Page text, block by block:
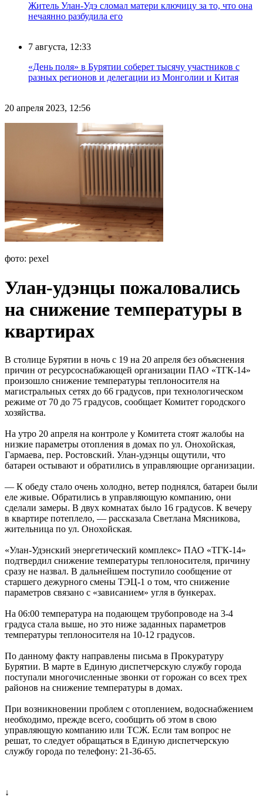
Житель Улан-Удэ сломал матери ключицу за то, что она
нечаянно разбудила его
7 августа, 12:33
«День поля» в Бурятии соберет тысячу участников с
разных регионов и делегации из Монголии и Китая
20 апреля 2023, 12:56
фото: pexel
Улан-удэнцы пожаловались
на снижение температуры в
квартирах
В столице Бурятии в ночь с 19 на 20 апреля без объяснения
причин от ресурсоснабжающей организации ПАО «ТГК-14»
произошло снижение температуры теплоносителя на
магистральных сетях до 66 градусов, при технологическом
режиме от 70 до 75 градусов, сообщает Комитет городского
хозяйства.
На утро 20 апреля на контроле у Комитета стоят жалобы на
низкие параметры отопления в домах по ул. Онохойская,
Гармаева, пер. Ростовский. Улан-удэнцы ощутили, что
батареи остывают и обратились в управляющие организации.
— К обеду стало очень холодно, ветер поднялся, батареи были
еле живые. Обратились в управляющую компанию, они
сделали замеры. В двух комнатах было 16 градусов. К вечеру
в квартире потеплело, — рассказала Светлана Мясникова,
жительница по ул. Онохойская.
«Улан-Удэнский энергетический комплекс» ПАО «ТГК-14»
подтвердил снижение температуры теплоносителя, причину
сразу не назвал. В дальнейшем поступило сообщение от
старшего дежурного смены ТЭЦ-1 о том, что снижение
параметров связано с «зависанием» угля в бункерах.
На 06:00 температура на подающем трубопроводе на 3-4
градуса стала выше, но это ниже заданных параметров
температуры теплоносителя на 10-12 градусов.
По данному факту направлены письма в Прокуратуру
Бурятии. В марте в Единую диспетчерскую службу города
поступали многочисленные звонки от горожан со всех трех
районов на снижение температуры в домах.
При возникновении проблем с отоплением, водоснабжением
необходимо, прежде всего, сообщить об этом в свою
управляющую компанию или ТСЖ. Если там вопрос не
решат, то следует обращаться в Единую диспетчерскую
службу города по телефону: 21-36-65.
↓